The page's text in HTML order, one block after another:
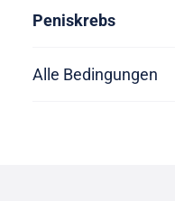
Peniskrebs
Alle Bedingungen